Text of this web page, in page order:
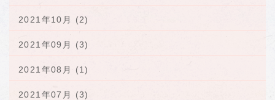
2021年10月 (2)
2021年09月 (3)
2021年08月 (1)
2021年07月 (3)